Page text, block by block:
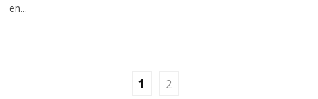
en...
1 2